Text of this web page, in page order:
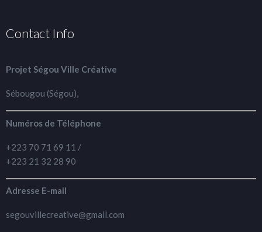
Contact Info
Projet Ségou Ville Créative
Sébougou (Ségou),
Numéros de Téléphone
+223 70 71 69 11 /
+223 21 32 28 90
Adresse E-mail
segouvillecreative@gmail.com